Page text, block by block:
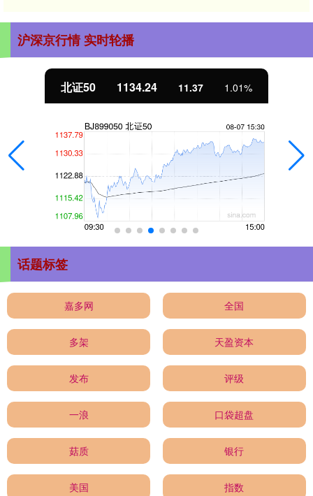
沪深京行情 实时轮播
北证50 1134.24 11.37 1.01%
话题标签
嘉多网 全国
多架 天盈资本
发布 评级
一浪 口袋超盘
菇质 银行
美国 指数